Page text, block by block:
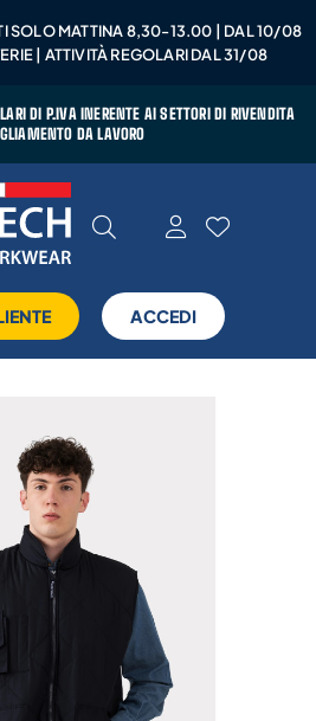
SOLO MATTINA 8,30-13.00 | DAL 10/08
| ATTIVITÀ REGOLARI DAL 31/08
DI P.IVA INERENTE AI SETTORI DI RIVENDITA
DA LAVORO
ACCEDI